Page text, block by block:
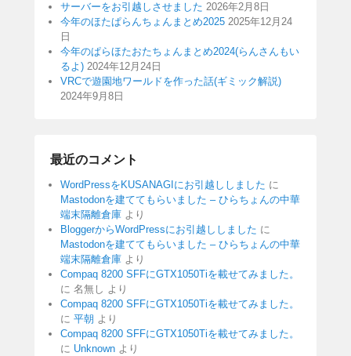
サーバーをお引越しさせました 2026年2月8日
今年のほたぱらんちょんまとめ2025 2025年12月24
日
今年のぱらほたおたちょんまとめ2024(らんさんもい
るよ) 2024年12月24日
VRCで遊園地ワールドを作った話(ギミック解説)
2024年9月8日
最近のコメント
WordPressをKUSANAGIにお引越ししました に
Mastodonを建ててもらいました – ひらちょんの中華
端末隔離倉庫 より
BloggerからWordPressにお引越ししました に
Mastodonを建ててもらいました – ひらちょんの中華
端末隔離倉庫 より
Compaq 8200 SFFにGTX1050Tiを載せてみました。
に 名無し より
Compaq 8200 SFFにGTX1050Tiを載せてみました。
に 平朝 より
Compaq 8200 SFFにGTX1050Tiを載せてみました。
に Unknown より